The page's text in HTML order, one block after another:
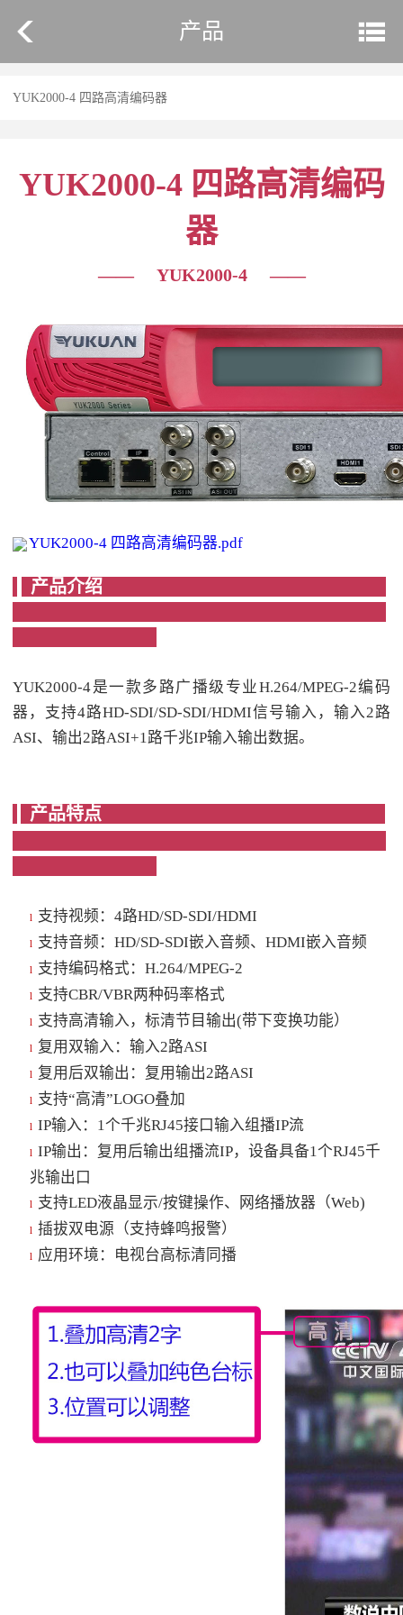
产品
YUK2000-4 四路高清编码器
YUK2000-4 四路高清编码
器
—— YUK2000-4——
YUK2000-4 四路高清编码器.pdf
产品介绍
YUK2000-4是一款多路广播级专业H.264/MPEG-2编码
器，支持4路HD-SDI/SD-SDI/HDMI信号输入，输入2路
ASI、输出2路ASI+1路千兆IP输入输出数据。
产品特点
l 支持视频：4路HD/SD-SDI/HDMI
l 支持音频：HD/SD-SDI嵌入音频、HDMI嵌入音频
l 支持编码格式：H.264/MPEG-2
l 支持CBR/VBR两种码率格式
l 支持高清输入，标清节目输出(带下变换功能）
l 复用双输入：输入2路ASI
l 复用后双输出：复用输出2路ASI
l 支持“高清”LOGO叠加
l IP输入：1个千兆RJ45接口输入组播IP流
l IP输出：复用后输出组播流IP，设备具备1个RJ45千
兆输出口
l 支持LED液晶显示/按键操作、网络播放器（Web)
l 插拔双电源（支持蜂鸣报警）
l 应用环境：电视台高标清同播